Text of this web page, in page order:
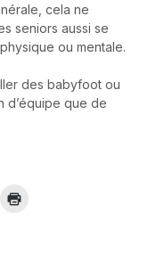
cela ne
seniors aussi se
ou mentale.
des babyfoot ou
d’équipe que de